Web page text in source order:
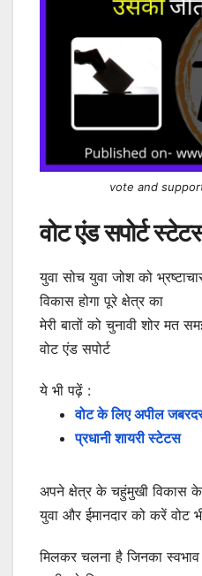
vote and
वोट एंड सपोर्ट
युवा सोच युवा जोश को
विकास होगा पूरे क्षेत्र का
मेरी बातों को चुनावी शोर मत
वोट एंड सपोर्ट
ये भी पढ़ें :
वोट के लिए अपील
प्रधानी शायरी स्टेटस
अपने क्षेत्र के चहुंमुखी विकास
युवा और ईमानदार को करें वोट
मिलकर चलना है जिनका स्वभाव